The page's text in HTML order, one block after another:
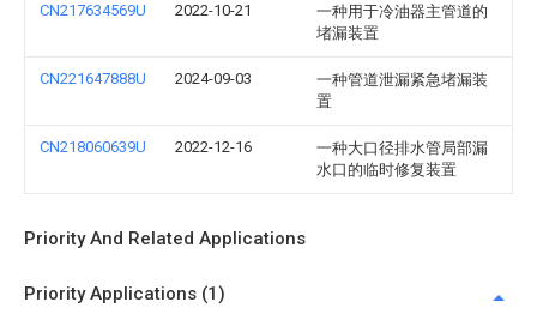
CN217634569U 2022-10-21
一种用于冷油器主管道的
堵漏装置
CN221647888U 2024-09-03
一种管道泄漏紧急堵漏装
置
CN218060639U 2022-12-16
一种大口径排水管局部漏
水口的临时修复装置
Priority And Related Applications
Priority Applications (1)